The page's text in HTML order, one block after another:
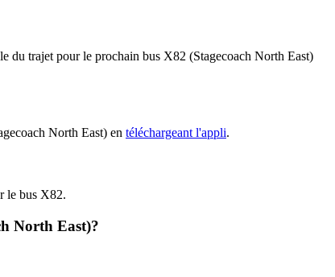
du trajet pour le prochain bus X82 (Stagecoach North East)
North East) en téléchargeant l'appli.
le bus X82.
North East)?